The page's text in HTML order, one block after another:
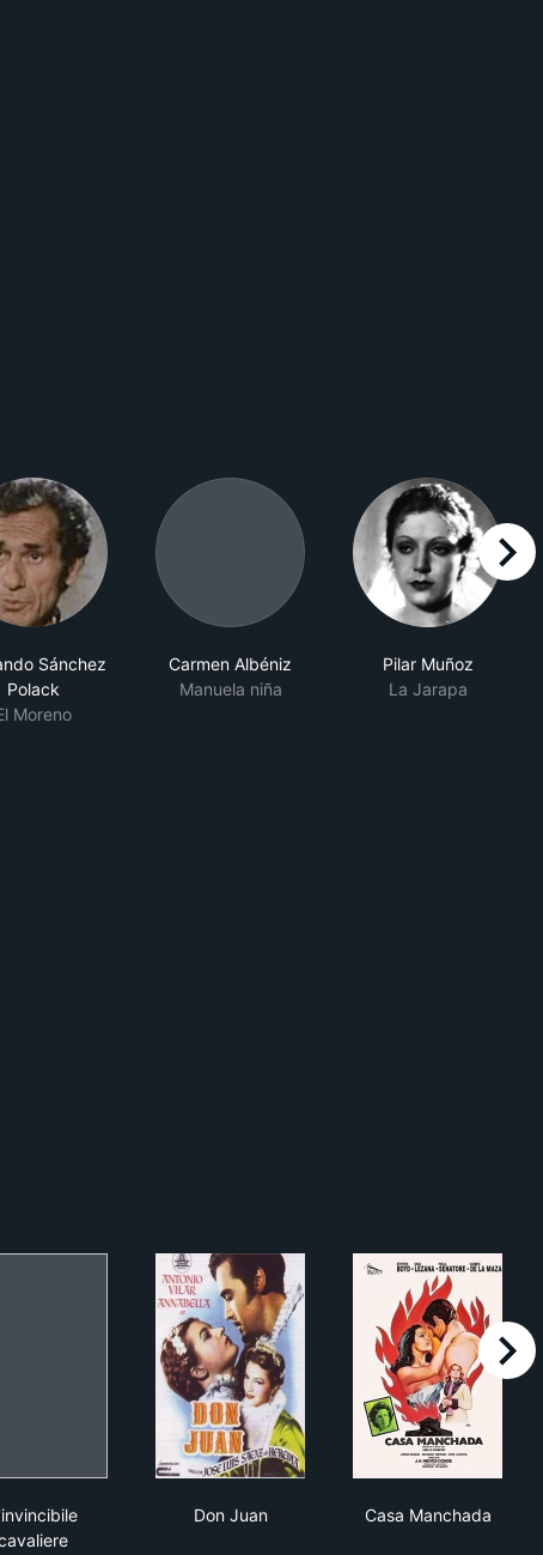
Sánchez
Polack
Moreno
Carmen Albéniz
Manuela niña
Pilar Muñoz
La Jarapa
right
Don Juan
Casa Manchada
right